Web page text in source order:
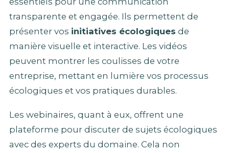
transparente et engagée. Ils permettent de
présenter vos initiatives écologiques de
manière visuelle et interactive. Les vidéos
peuvent montrer les coulisses de votre
entreprise, mettant en lumière vos processus
écologiques et vos pratiques durables.
Les webinaires, quant à eux, offrent une
plateforme pour discuter de sujets écologiques
avec des experts du domaine. Cela non